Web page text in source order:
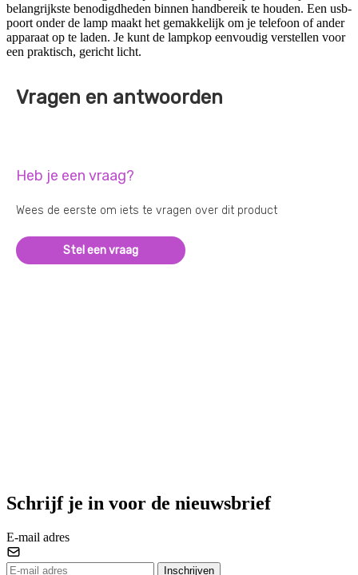
belangrijkste benodigdheden binnen handbereik te houden. Een usb-
poort onder de lamp maakt het gemakkelijk om je telefoon of ander
apparaat op te laden. Je kunt de lampkop eenvoudig verstellen voor
een praktisch, gericht licht.
Vragen en antwoorden
Heb je een vraag?
Wees de eerste om iets te vragen over dit product
Stel een vraag
Schrijf je in voor de nieuwsbrief
E-mail adres
Inschrijven